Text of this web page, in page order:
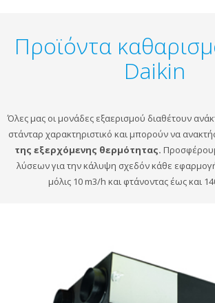
Προϊόντα
Daikin
Όλες μας οι μονάδες εξαερισμού διαθέτουν
στάνταρ χαρακτηριστικό και μπορούν να
της εξερχόμενης θερμότητας.
λύσεων για την κάλυψη σχεδόν κάθε
μόλις 10 m3/h και φτάνοντας έως και